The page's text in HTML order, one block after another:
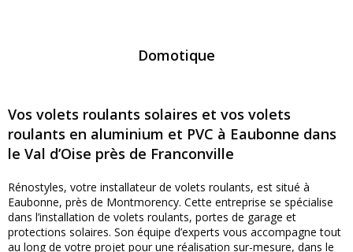
Domotique
Vos volets roulants solaires et vos volets
roulants en aluminium et PVC à Eaubonne dans
le Val d’Oise près de Franconville
Rénostyles, votre installateur de volets roulants, est situé à
Eaubonne, près de Montmorency. Cette entreprise se spécialise
dans l’installation de volets roulants, portes de garage et
protections solaires. Son équipe d’experts vous accompagne tout
au long de votre projet pour une réalisation sur-mesure, dans le